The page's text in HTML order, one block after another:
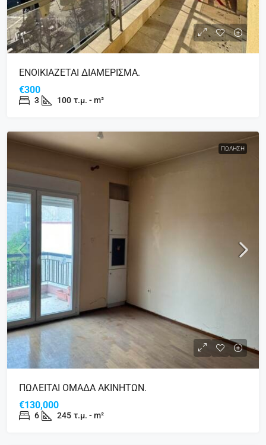
ΕΝΟΙΚΙΑΖΕΤΑΙ ΔΙΑΜΕΡΙΣΜΑ.
€300
3 100 τ.μ. - m²
ΠΏΛΗΣΗ
ΠΩΛΕΙΤΑΙ ΟΜΑΔΑ ΑΚΙΝΗΤΩΝ.
€130,000
6 245 τ.μ. - m²